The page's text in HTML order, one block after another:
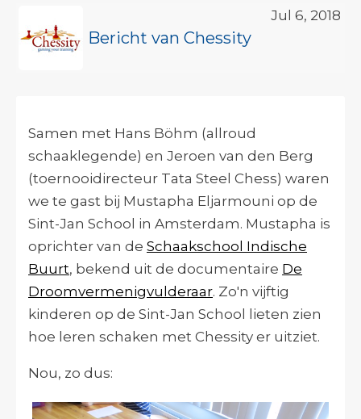
Jul 6, 2018
Bericht van Chessity
Samen met Hans Böhm (allroud
schaaklegende) en Jeroen van den Berg
(toernooidirecteur Tata Steel Chess) waren
we te gast bij Mustapha Eljarmouni op de
Sint-Jan School in Amsterdam. Mustapha is
oprichter van de Schaakschool Indische
Buurt, bekend uit de documentaire De
Droomvermenigvulderaar. Zo'n vijftig
kinderen op de Sint-Jan School lieten zien
hoe leren schaken met Chessity er uitziet.
Nou, zo dus: